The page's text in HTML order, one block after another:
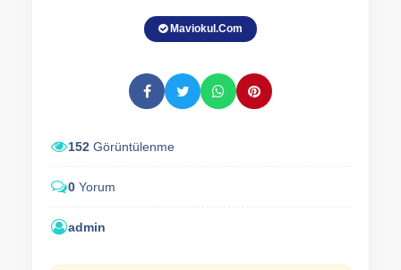
Maviokul.Com
152 Görüntülenme
0 Yorum
admin